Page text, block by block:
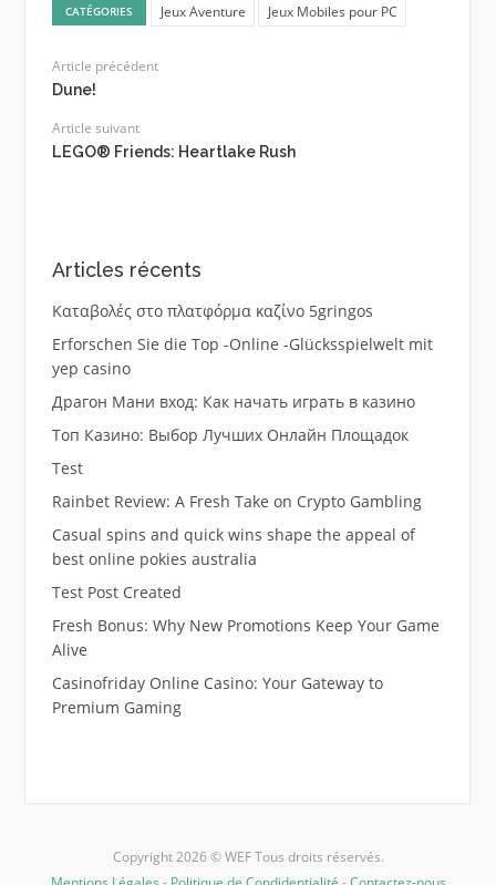
CATÉGORIES Jeux Aventure Jeux Mobiles pour PC
Article précédent
Dune!
Article suivant
LEGO® Friends: Heartlake Rush
Articles récents
Καταβολές στο πλατφόρμα καζίνο 5gringos
Erforschen Sie die Top -Online -Glücksspielwelt mit
yep casino
Драгон Мани вход: Как начать играть в казино
Топ Казино: Выбор Лучших Онлайн Площадок
Test
Rainbet Review: A Fresh Take on Crypto Gambling
Casual spins and quick wins shape the appeal of
best online pokies australia
Test Post Created
Fresh Bonus: Why New Promotions Keep Your Game
Alive
Casinofriday Online Casino: Your Gateway to
Premium Gaming
Copyright 2026 © WEF Tous droits réservés.